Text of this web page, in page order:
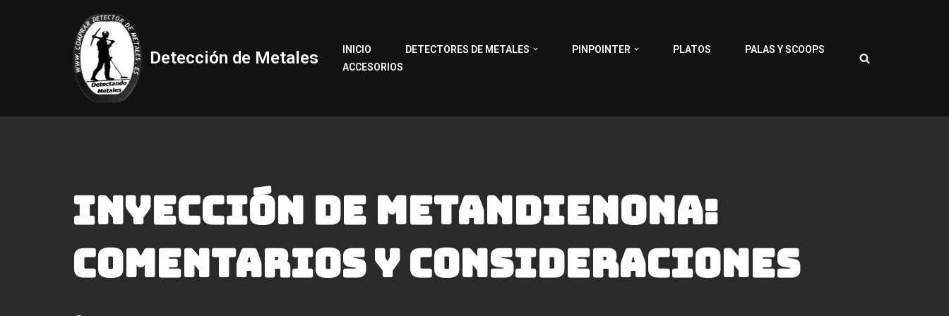
Detección de Metales INICIO DETECTORES DE METALES PINPOINTER PLATOS
PALAS Y SCOOPS
ACCESORIOS
Inyección de Metandienona:
Comentarios y Consideraciones